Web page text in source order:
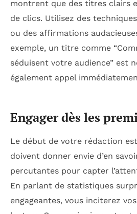
montrent que des titres clairs
de clics. Utilisez des
ou des affirmations
exemple, un titre comme
séduisent votre audience” est
également appel
Engager dès les
Le début de votre rédaction
doivent donner envie d’en
percutantes pour capter
En parlant de statistiques
engageantes, vous inciterez